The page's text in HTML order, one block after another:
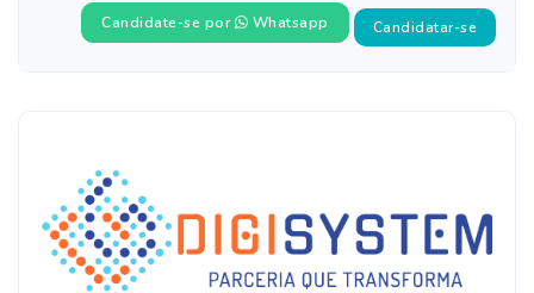
Candidate-se por Whatsapp Candidatar-se